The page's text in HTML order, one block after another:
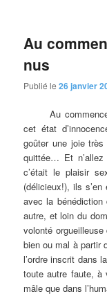
Au
nus
Publié le26 janvier
Au
cet état
goûter une joie très
quittée… Et
c’était le plaisir
(délicieux!), ils
avec la bénédiction
autre, et loin du
volonté
bien ou mal à partir
l’ordre inscrit dans
toute autre faute, à
mâle que dans